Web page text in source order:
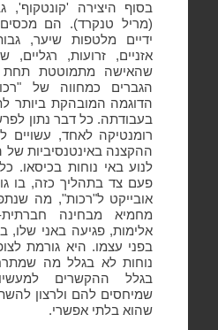
בסוף היצירה 'קונטקוף',
(מריל טנקרד). הם
ידיים מלטפות שיער,
אזניים, זרועות,
שהאישה מתמוטטת תחת
הגברים כמחווה של
הדוגמה המובהקת ביותר
בעבודתה. כל דבר נתון
רומנטיקה לאחד, עשויים
ההקצנה באינטנסיביות
לנוע באי נוחות בכיסאו.
פעם צד בתהליך כזה, בו
אובייקט ל"רכות", מה
מחמיא מבחינה
אלימות, פגיעה באני שלו,
בפני עצמו. היא גורמת
נוחות לא בגלל מה
בגלל ההקשרים
שמיחסים להם ולרצון
שהוא בלתי אפשרי.